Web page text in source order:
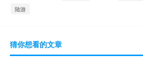
陆游
猜你想看的文章